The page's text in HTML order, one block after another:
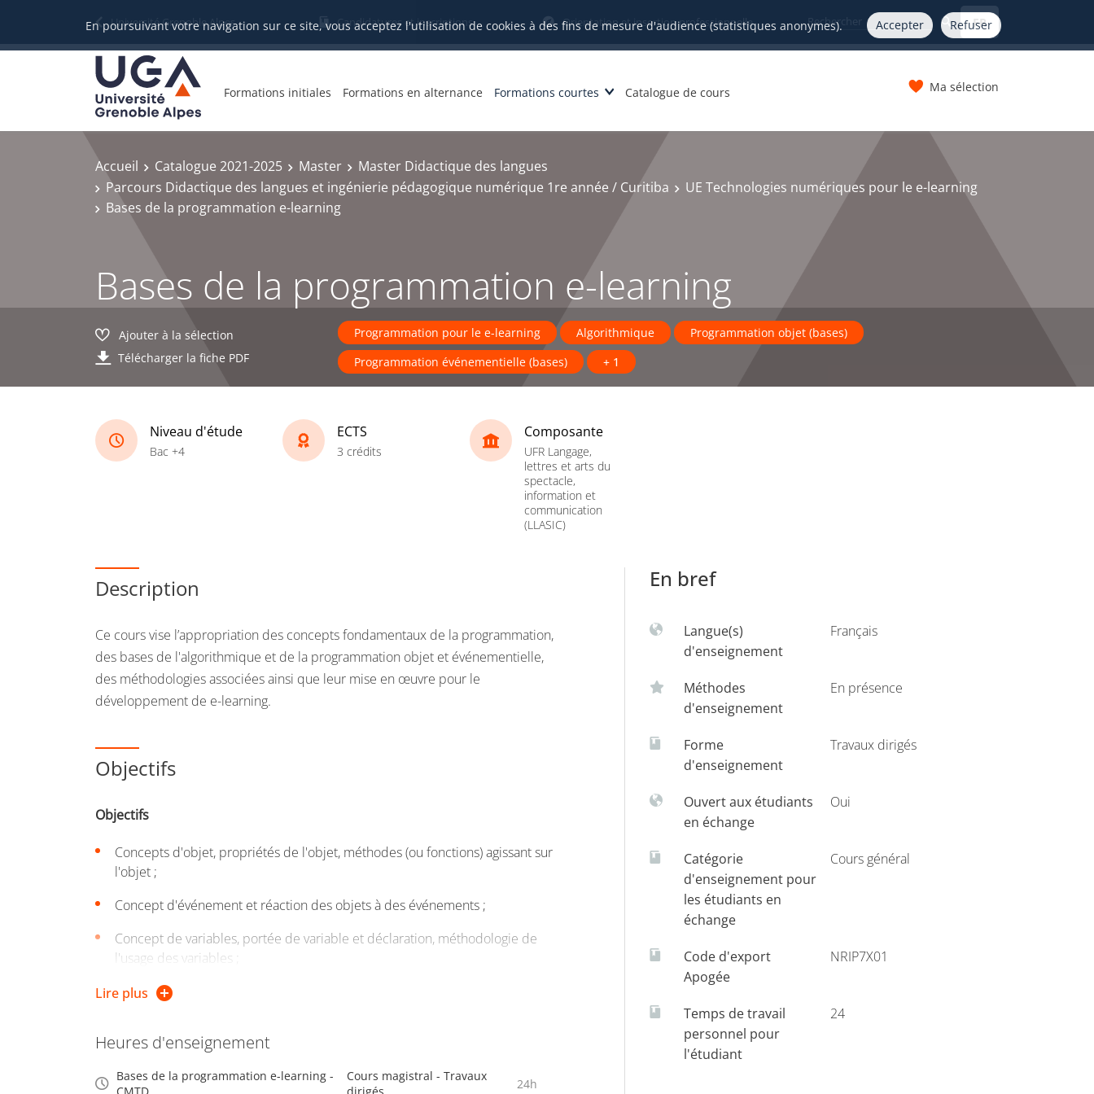
En poursuivant votre navigation sur ce site, vous acceptez l'utilisation de cookies à des fins de mesure d'audience (statistiques anonymes). Accepter Refuser
Université Grenoble Alpes Candidatures et inscriptions Orientation et insertion professionnelle FR
Formations initiales Formations en alternance Formations courtes Catalogue de cours Ma sélection
Accueil Catalogue 2021-2025 Master
Master Didactique des langues
Parcours Didactique des langues et ingénierie pédagogique numérique 1re année / Curitiba
UE Technologies numériques pour le e-learning
Bases de la programmation e-learning
Bases de la programmation e-learning
Ajouter à la sélection
Télécharger la fiche PDF
Programmation pour le e-learning Algorithmique
Programmation objet (bases)
Programmation événementielle (bases)
+ 1
Niveau d'étude
Bac +4
ECTS
3 crédits
Composante
UFR Langage,
lettres et arts du
spectacle,
information et
communication
(LLASIC)
Description
Ce cours vise l’appropriation des concepts fondamentaux de la programmation,
des bases de l'algorithmique et de la programmation objet et événementielle,
des méthodologies associées ainsi que leur mise en œuvre pour le
développement de e-learning.
Objectifs
Objectifs
Concepts d'objet, propriétés de l'objet, méthodes (ou fonctions) agissant sur
l'objet ;
Concept d'événement et réaction des objets à des événements ;
Concept de variables, portée de variable et déclaration, méthodologie de
l'usage des variables ;
Analyse par cas pour traitement différencié – méthodologie, structures
Concepts de méthodes (ou fonctions) – de paramètre et de résultat ;
Utiliser des méthodes prédéfinies avec ou sans paramètres – délivrant ou
Lire plus
Heures d'enseignement
Bases de la programmation e-learning -
Cours magistral - Travaux
24h
En bref
Langue(s)
d'enseignement
Français
Méthodes
d'enseignement
En présence
Forme
d'enseignement
Travaux dirigés
Ouvert aux étudiants
en échange
Oui
Catégorie
d'enseignement pour
les étudiants en
échange
Cours général
Code d'export
Apogée
NRIP7X01
Temps de travail
personnel pour
l'étudiant
24